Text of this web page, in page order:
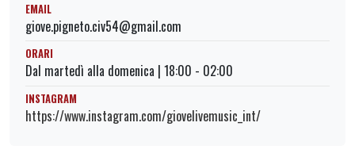
EMAIL
giove.pigneto.civ54@gmail.com
ORARI
Dal martedì alla domenica | 18:00 - 02:00
INSTAGRAM
https://www.instagram.com/giovelivemusic_int/